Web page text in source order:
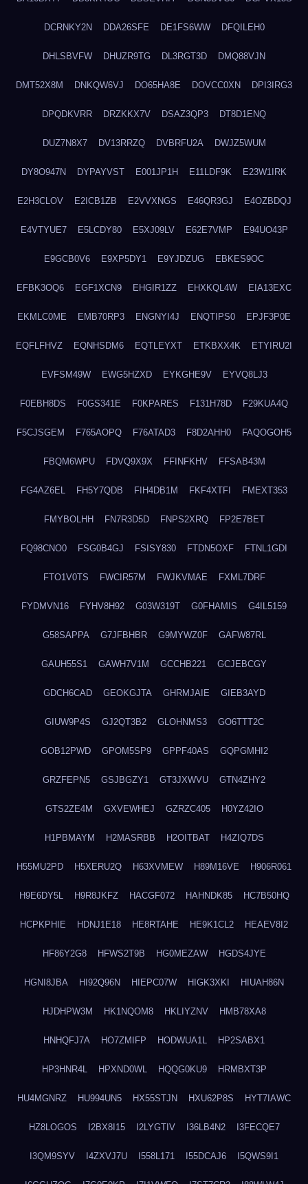
DCRNKY2N DDA26SFE DE1FS6WW DFQILEH0
DHLSBVFW DHUZR9TG DL3RGT3D DMQ88VJN
DMT52X8M DNKQW6VJ DO65HA8E DOVCC0XN DPI3IRG3
DPQDKVRR DRZKKX7V DSAZ3QP3 DT8D1ENQ
DUZ7N8X7 DV13RRZQ DVBRFU2A DWJZ5WUM
DY8O947N DYPAYVST E001JP1H E11LDF9K E23W1IRK
E2H3CLOV E2ICB1ZB E2VVXNGS E46QR3GJ E4OZBDQJ
E4VTYUE7 E5LCDY80 E5XJ09LV E62E7VMP E94UO43P
E9GCB0V6 E9XP5DY1 E9YJDZUG EBKES9OC
EFBK3OQ6 EGF1XCN9 EHGIR1ZZ EHXKQL4W EIA13EXC
EKMLC0ME EMB70RP3 ENGNYI4J ENQTIPS0 EPJF3P0E
EQFLFHVZ EQNHSDM6 EQTLEYXT ETKBXX4K ETYIRU2I
EVFSM49W EWG5HZXD EYKGHE9V EYVQ8LJ3
F0EBH8DS F0GS341E F0KPARES F131H78D F29KUA4Q
F5CJSGEM F765AOPQ F76ATAD3 F8D2AHH0 FAQOGOH5
FBQM6WPU FDVQ9X9X FFINFKHV FFSAB43M
FG4AZ6EL FH5Y7QDB FIH4DB1M FKF4XTFI FMEXT353
FMYBOLHH FN7R3D5D FNPS2XRQ FP2E7BET
FQ98CNO0 FSG0B4GJ FSISY830 FTDN5OXF FTNL1GDI
FTO1V0TS FWCIR57M FWJKVMAE FXML7DRF
FYDMVN16 FYHV8H92 G03W319T G0FHAMIS G4IL5159
G58SAPPA G7JFBHBR G9MYWZ0F GAFW87RL
GAUH55S1 GAWH7V1M GCCHB221 GCJEBCGY
GDCH6CAD GEOKGJTA GHRMJAIE GIEB3AYD
GIUW9P4S GJ2QT3B2 GLOHNMS3 GO6TTT2C
GOB12PWD GPOM5SP9 GPPF40AS GQPGMHI2
GRZFEPN5 GSJBGZY1 GT3JXWVU GTN4ZHY2
GTS2ZE4M GXVEWHEJ GZRZC405 H0YZ42IO
H1PBMAYM H2MASRBB H2OITBAT H4ZIQ7DS
H55MU2PD H5XERU2Q H63XVMEW H89M16VE H906R061
H9E6DY5L H9R8JKFZ HACGF072 HAHNDK85 HC7B50HQ
HCPKPHIE HDNJ1E18 HE8RTAHE HE9K1CL2 HEAEV8I2
HF86Y2G8 HFWS2T9B HG0MEZAW HGDS4JYE
HGNI8JBA HI92Q96N HIEPC07W HIGK3XKI HIUAH86N
HJDHPW3M HK1NQOM8 HKLIYZNV HMB78XA8
HNHQFJ7A HO7ZMIFP HODWUA1L HP2SABX1
HP3HNR4L HPXND0WL HQQG0KU9 HRMBXT3P
HU4MGNRZ HU994UN5 HX55STJN HXU62P8S HYT7IAWC
HZ8LOGOS I2BX8I15 I2LYGTIV I36LB4N2 I3FECQE7
I3QM9SYV I4ZXVJ7U I558L171 I55DCAJ6 I5QWS9I1